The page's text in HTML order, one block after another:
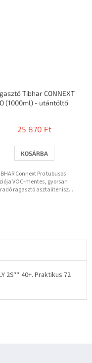
Tibhar CONNEXT
(1000ml) - utántöltő
25 870 Ft
KOSÁRBA
Connext Pro tubusos
VOC-mentes, gyorsan
ragasztó asztalitenisz...
2S** 40+. Praktikus 72